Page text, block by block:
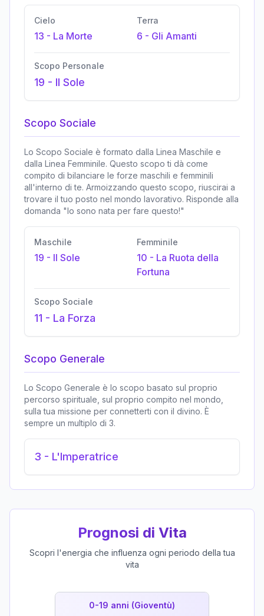
Cielo
13 - La Morte
Terra
6 - Gli Amanti
Scopo Personale
19 - Il Sole
Scopo Sociale
Lo Scopo Sociale è formato dalla Linea Maschile e
dalla Linea Femminile. Questo scopo ti dà come
compito di bilanciare le forze maschili e femminili
all'interno di te. Armoizzando questo scopo, riuscirai a
trovare il tuo posto nel mondo lavorativo. Risponde alla
domanda "Io sono nata per fare questo!"
Maschile
19 - Il Sole
Femminile
10 - La Ruota della
Fortuna
Scopo Sociale
11 - La Forza
Scopo Generale
Lo Scopo Generale è lo scopo basato sul proprio
percorso spirituale, sul proprio compito nel mondo,
sulla tua missione per connetterti con il divino. È
sempre un multiplo di 3.
3 - L'Imperatrice
Prognosi di Vita
Scopri l'energia che influenza ogni periodo della tua
vita
0-19 anni (Gioventù)